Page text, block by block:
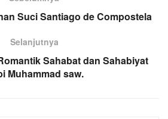
Suci Santiago de Compostela
Selanjutnya
Sahabat dan Sahabiyat
Muhammad saw.